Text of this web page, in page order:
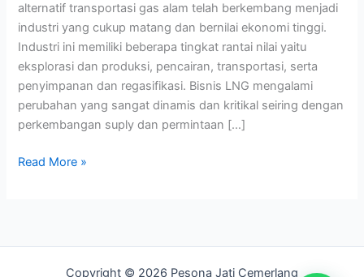
alternatif transportasi gas alam telah berkembang menjadi
industri yang cukup matang dan bernilai ekonomi tinggi.
Industri ini memiliki beberapa tingkat rantai nilai yaitu
eksplorasi dan produksi, pencairan, transportasi, serta
penyimpanan dan regasifikasi. Bisnis LNG mengalami
perubahan yang sangat dinamis dan kritikal seiring dengan
perkembangan suply dan permintaan […]
Read More »
Copyright © 2026 Pesona Jati Cemerlang